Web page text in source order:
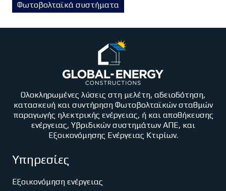
Φωτοβολταϊκά συστήματα
Ολοκληρωμένες λύσεις στη μελέτη, αδειοδότηση,
κατασκευή και συντήρηση Φωτοβολταϊκών σταθμών
παραγωγής ηλεκτρικής ενέργειας, ή και αποθήκευσης
ενέργειας, Υβριδικών συστημάτων ΑΠΕ, και
Εξοικονόμησης Ενέργειας Κτιρίων.
Υπηρεσίες
Εξοικονόμηση ενέργειας